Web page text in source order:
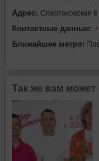
Адрес: Спартаковская 6
Контактные данные:
Ближайшее метро:
Так же вам